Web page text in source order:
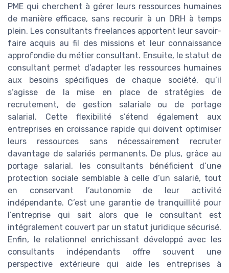
PME qui cherchent à gérer leurs ressources humaines
de manière efficace, sans recourir à un DRH à temps
plein. Les consultants freelances apportent leur savoir-
faire acquis au fil des missions et leur connaissance
approfondie du métier consultant. Ensuite, le statut de
consultant permet d’adapter les ressources humaines
aux besoins spécifiques de chaque société, qu’il
s’agisse de la mise en place de stratégies de
recrutement, de gestion salariale ou de portage
salarial. Cette flexibilité s’étend également aux
entreprises en croissance rapide qui doivent optimiser
leurs ressources sans nécessairement recruter
davantage de salariés permanents. De plus, grâce au
portage salarial, les consultants bénéficient d’une
protection sociale semblable à celle d’un salarié, tout
en conservant l’autonomie de leur activité
indépendante. C’est une garantie de tranquillité pour
l’entreprise qui sait alors que le consultant est
intégralement couvert par un statut juridique sécurisé.
Enfin, le relationnel enrichissant développé avec les
consultants indépendants offre souvent une
perspective extérieure qui aide les entreprises à